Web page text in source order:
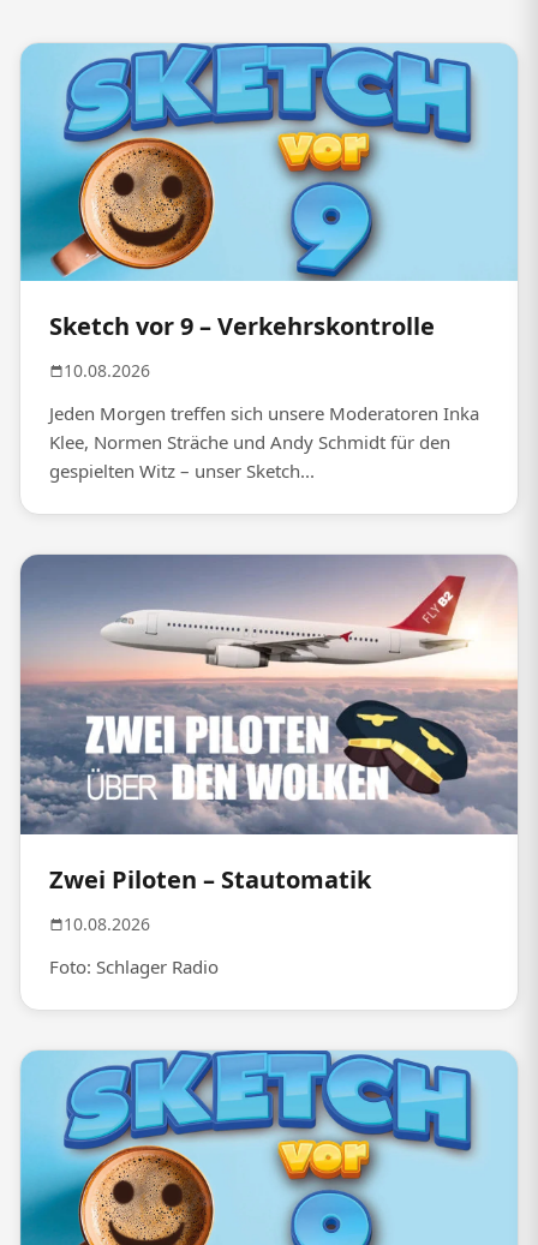
Sketch vor 9 – Verkehrskontrolle
10.08.2026
Jeden Morgen treffen sich unsere Moderatoren Inka
Klee, Normen Sträche und Andy Schmidt für den
gespielten Witz – unser Sketch...
Zwei Piloten – Stautomatik
10.08.2026
Foto: Schlager Radio